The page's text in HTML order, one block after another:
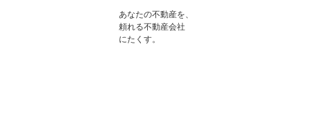
あなたの不動産を、
頼れる不動産会社
にたくす。